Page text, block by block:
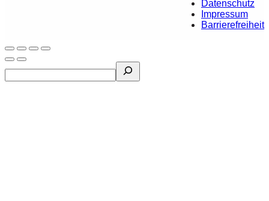
Datenschutz
Impressum
Barrierefreiheit